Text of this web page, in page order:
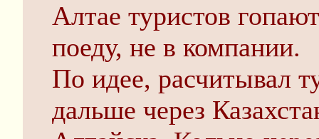
Алтае туристов
поеду, не в компании.
По идее, расчитывал
дальше через